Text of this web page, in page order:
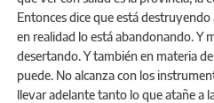
Entonces dice que está
en realidad lo está abandonando. Y
desertando. Y también en materia
puede. No alcanza con los
llevar adelante tanto lo que atañe a